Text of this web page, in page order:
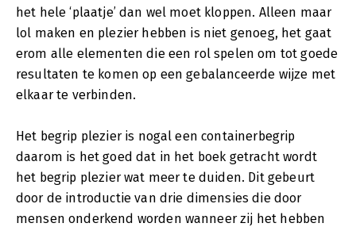
het hele ‘plaatje’ dan wel moet kloppen. Alleen maar
lol maken en plezier hebben is niet genoeg, het gaat
erom alle elementen die een rol spelen om tot goede
resultaten te komen op een gebalanceerde wijze met
elkaar te verbinden.
Het begrip plezier is nogal een containerbegrip
daarom is het goed dat in het boek getracht wordt
het begrip plezier wat meer te duiden. Dit gebeurt
door de introductie van drie dimensies die door
mensen onderkend worden wanneer zij het hebben